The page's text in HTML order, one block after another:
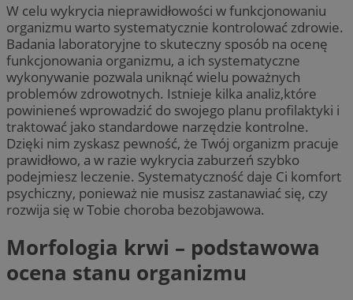
W celu wykrycia nieprawidłowości w funkcjonowaniu
organizmu warto systematycznie kontrolować zdrowie.
Badania laboratoryjne to skuteczny sposób na ocenę
funkcjonowania organizmu, a ich systematyczne
wykonywanie pozwala uniknąć wielu poważnych
problemów zdrowotnych. Istnieje kilka analiz,które
powinieneś wprowadzić do swojego planu profilaktyki i
traktować jako standardowe narzędzie kontrolne.
Dzięki nim zyskasz pewność, że Twój organizm pracuje
prawidłowo, a w razie wykrycia zaburzeń szybko
podejmiesz leczenie. Systematyczność daje Ci komfort
psychiczny, ponieważ nie musisz zastanawiać się, czy
rozwija się w Tobie choroba bezobjawowa.
Morfologia krwi – podstawowa
ocena stanu organizmu